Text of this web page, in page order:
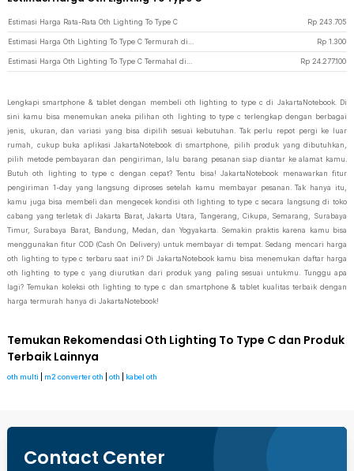
Estimasi Harga Rata-Rata Oth Lighting To Type C Rp 243.705
Rp 1.300
Rp 24.277.100
Lengkapi smartphone & tablet dengan membeli oth lighting to type c di JakartaNotebook. Di
sini kamu bisa menemukan aneka pilihan oth lighting to type c terlengkap dengan berbagai
jenis, ukuran, dan variasi yang bisa dipilih sesuai kebutuhan. Tak perlu repot pergi ke luar
rumah, cukup buka aplikasi JakartaNotebook di smartphone, pilih produk yang dibutuhkan,
pilih metode pembayaran dan pengiriman, lalu barang pesanan siap diantar ke alamat kamu.
Butuh oth lighting to type c dengan cepat? Tentu bisa! JakartaNotebook menawarkan fitur
pengiriman 1-day yang langsung diproses setelah kamu membayar pesanan. Tak hanya itu,
kamu juga bisa membeli dan mengecek kondisi oth lighting to type c secara langsung di toko
cabang yang terletak di Jakarta Barat, Jakarta Utara, Tangerang, Cikupa, Semarang, Surabaya
Timur, Surabaya Barat, Bandung, Medan, dan Yogyakarta. Semakin praktis karena kamu bisa
menggunakan fitur COD (Cash On Delivery) untuk membayar di tempat. Sedang mencari harga
oth lighting to type c terbaru saat ini? Di JakartaNotebook kamu bisa menemukan daftar harga
oth lighting to type c yang diurutkan dari produk yang paling sesuai untukmu. Tunggu apa
lagi? Temukan koleksi oth lighting to type c dan smartphone & tablet kualitas terbaik dengan
harga termurah hanya di JakartaNotebook!
Temukan Rekomendasi Oth Lighting To Type C dan Produk
Terbaik Lainnya
oth multi m2 converter oth oth kabel oth
Contact Center